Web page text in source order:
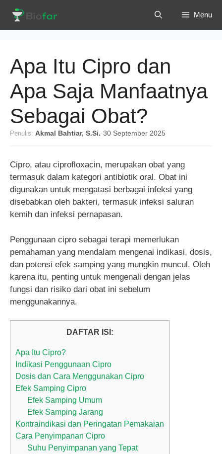
isi
Menu
Apa Itu Cipro dan
Apa Saja Manfaatnya
Sebagai Obat?
Penulis: Akmal Bahtiar, S.Si. ·30 September 2025
Cipro, atau ciprofloxacin, merupakan obat yang
termasuk dalam kategori antibiotik oral. Obat ini
digunakan untuk mengatasi berbagai infeksi yang
disebabkan oleh bakteri, termasuk infeksi saluran
kemih dan infeksi pernapasan.
Penggunaan cipro sebagai terapi memerlukan
pemahaman yang mendalam mengenai indikasi, dosis,
dan potensi efek samping yang mungkin muncul. Oleh
karena itu, penting untuk mengenali dengan jelas
fungsi dan risiko dari obat ini sebelum
menggunakannya.
DAFTAR ISI:
Apa Itu Cipro?
Indikasi Penggunaan Cipro
Dosis dan Cara Menggunakan Cipro
Efek Samping Cipro
Efek Samping Umum
Efek Samping Jarang
Kontraindikasi dan Peringatan Pemakaian
Cara Penyimpanan Cipro
Suhu Penyimpanan yang Tepat